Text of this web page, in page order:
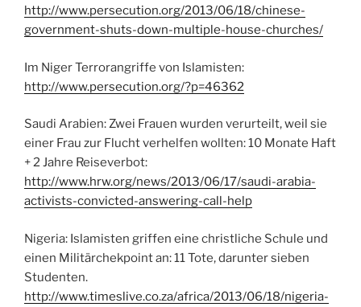
http://www.persecution.org/2013/06/18/chinese-
government-shuts-down-multiple-house-churches/
Im Niger Terrorangriffe von Islamisten:
http://www.persecution.org/?p=46362
Saudi Arabien: Zwei Frauen wurden verurteilt, weil sie
einer Frau zur Flucht verhelfen wollten: 10 Monate Haft
+ 2 Jahre Reiseverbot:
http://www.hrw.org/news/2013/06/17/saudi-arabia-
activists-convicted-answering-call-help
Nigeria: Islamisten griffen eine christliche Schule und
einen Militärchekpoint an: 11 Tote, darunter sieben
Studenten.
http://www.timeslive.co.za/africa/2013/06/18/nigeria-